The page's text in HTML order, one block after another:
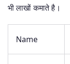
भी लाखों कमाते है।
Name